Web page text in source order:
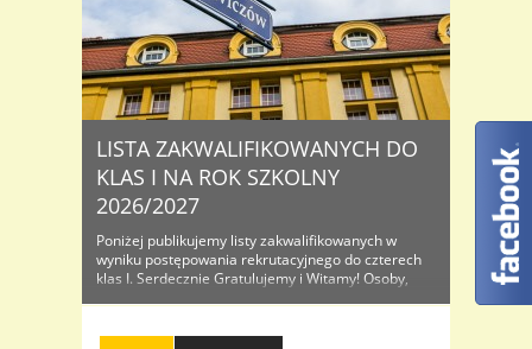
LISTA ZAKWALIFIKOWANYCH DO
KLAS I NA ROK SZKOLNY
2026/2027
Poniżej publikujemy listy zakwalifikowanych w
wyniku postępowania rekrutacyjnego do czterech
klas I. Serdecznie Gratulujemy i Witamy! Osoby,
dokumentów wraz ze zdjęciem celem